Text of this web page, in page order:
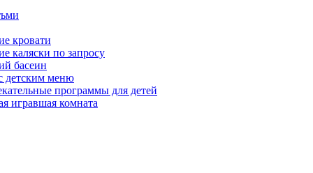
кровати
каляски по запросу
басеин
детским меню
программы для детей
игравшая комната